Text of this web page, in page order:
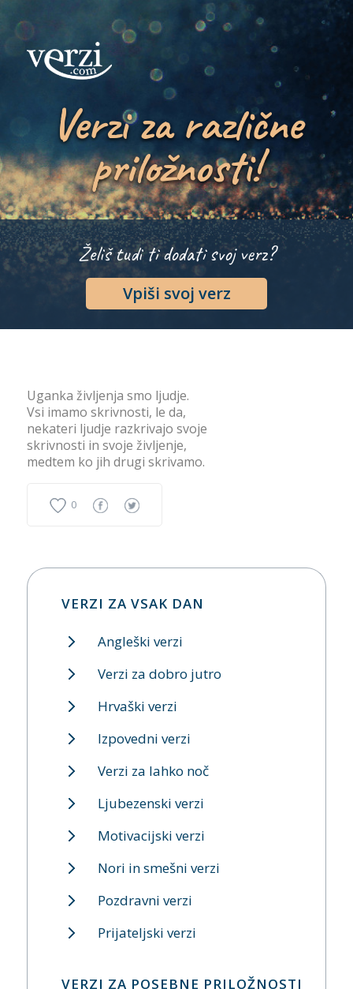
Verzi za različne
priložnosti!
Želiš tudi ti dodati svoj verz?
Vpiši svoj verz
Uganka življenja smo ljudje.
Vsi imamo skrivnosti, le da,
nekateri ljudje razkrivajo svoje
skrivnosti in svoje življenje,
medtem ko jih drugi skrivamo.
0
VERZI ZA VSAK DAN
Angleški verzi
Verzi za dobro jutro
Hrvaški verzi
Izpovedni verzi
Verzi za lahko noč
Ljubezenski verzi
Motivacijski verzi
Nori in smešni verzi
Pozdravni verzi
Prijateljski verzi
VERZI ZA POSEBNE PRILOŽNOSTI